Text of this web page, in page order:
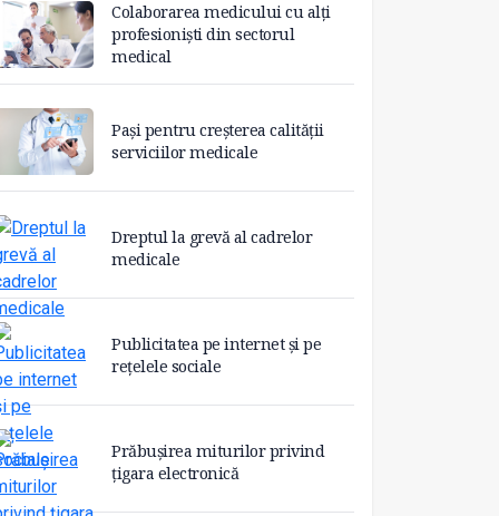
Colaborarea medicului cu alți
profesioniști din sectorul
medical
Pași pentru creșterea calității
serviciilor medicale
Dreptul la grevă al cadrelor
medicale
Publicitatea pe internet și pe
rețelele sociale
Prăbușirea miturilor privind
țigara electronică